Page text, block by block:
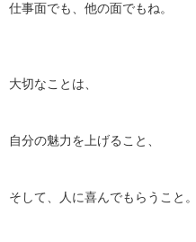
仕事面でも、他の面でもね。
大切なことは、
自分の魅力を上げること、
そして、人に喜んでもらうこと。